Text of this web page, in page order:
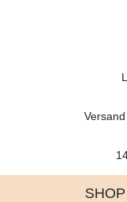
SHOP